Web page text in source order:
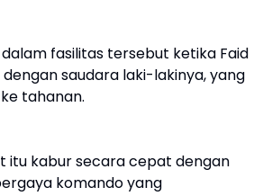
fasilitas tersebut ketika Faid
saudara laki-lakinya, yang
tahanan.
itu kabur secara cepat dengan
komando yang